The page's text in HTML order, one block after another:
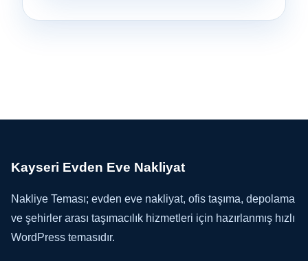
Kayseri Evden Eve Nakliyat
Nakliye Teması; evden eve nakliyat, ofis taşıma, depolama
ve şehirler arası taşımacılık hizmetleri için hazırlanmış hızlı
WordPress temasıdır.